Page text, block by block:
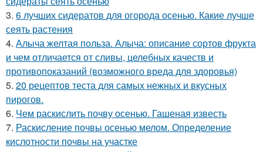
3. 6 лучших сидератов для огорода осенью. Какие лучше
сеять растения
4. Алыча желтая польза. Алыча: описание сортов фрукта
и чем отличается от сливы, целебных качеств и
противопоказаний (возможного вреда для здоровья)
5. 20 рецептов теста для самых нежных и вкусных
пирогов.
6. Чем раскислить почву осенью. Гашеная известь
7. Раскисление почвы осенью мелом. Определение
кислотности почвы на участке